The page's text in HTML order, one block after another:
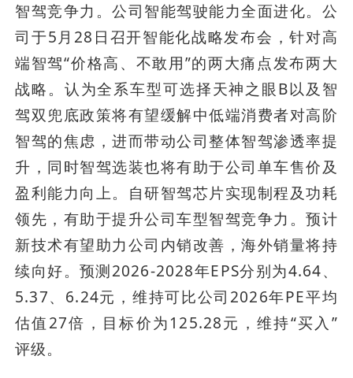
智驾竞争力。公司智能驾驶能力全面进化。公
司于5月28日召开智能化战略发布会，针对高
端智驾“价格高、不敢用”的两大痛点发布两大
战略。认为全系车型可选择天神之眼B以及智
驾双兜底政策将有望缓解中低端消费者对高阶
智驾的焦虑，进而带动公司整体智驾渗透率提
升，同时智驾选装也将有助于公司单车售价及
盈利能力向上。自研智驾芯片实现制程及功耗
领先，有助于提升公司车型智驾竞争力。预计
新技术有望助力公司内销改善，海外销量将持
续向好。预测2026-2028年EPS分别为4.64、
5.37、6.24元，维持可比公司2026年PE平均
估值27倍，目标价为125.28元，维持“买入”
评级。